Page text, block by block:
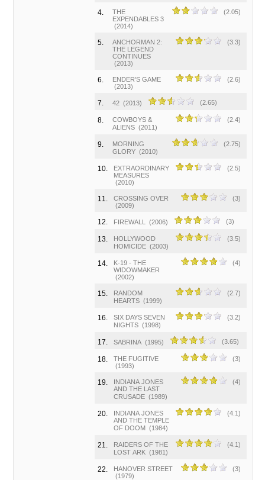
4.
THE
EXPENDABLES 3
(2014)
(2.05)
5.
ANCHORMAN 2:
THE LEGEND
CONTINUES
(2013)
(3.3)
6.
ENDER'S GAME
(2013)
(2.6)
7. 42 (2013) (2.65)
8.
COWBOYS &
ALIENS (2011)
(2.4)
9.
MORNING
GLORY (2010)
(2.75)
10.
EXTRAORDINARY
MEASURES
(2010)
(2.5)
11.
CROSSING OVER
(2009)
(3)
12. FIREWALL (2006) (3)
13.
HOLLYWOOD
HOMICIDE (2003)
(3.5)
14.
K-19 - THE
WIDOWMAKER
(2002)
(4)
15.
RANDOM
HEARTS (1999)
(2.7)
16.
SIX DAYS SEVEN
NIGHTS (1998)
(3.2)
17. SABRINA (1995) (3.65)
18.
THE FUGITIVE
(1993)
(3)
19.
INDIANA JONES
AND THE LAST
CRUSADE (1989)
(4)
20.
INDIANA JONES
AND THE TEMPLE
OF DOOM (1984)
(4.1)
21.
RAIDERS OF THE
LOST ARK (1981)
(4.1)
22.
HANOVER STREET
(1979)
(3)